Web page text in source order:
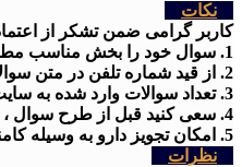
نکات
کاربر گرامی ضمن تشکر از
1. سوال خود را بخش مناسب مطرح کنید .
2. از قید شماره تلفن در متن سوالاتتون خود داری فرمایید .
3. تعداد سوالات وارد شده به سایت بالا است . لطفا جهت دریافت پاسخ کمی شکیبا باشید
4. سعی کنید قبل از طرح سوال ، جواب های سایر کاربران را مطالعه کنید .
5. امکان تجویز دارو به وسیله کامنت وجود ندارد و خلاف قوانین است .
نظرات